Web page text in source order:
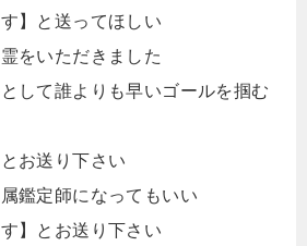
】と送ってほしい
をいただきました
して誰よりも早いゴールを掴む
お送り下さい
鑑定師になってもいい
】とお送り下さい